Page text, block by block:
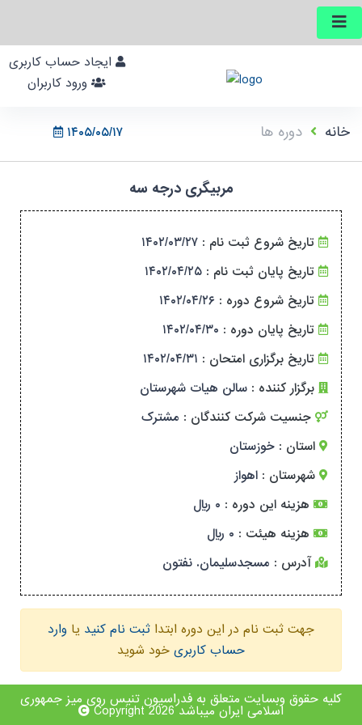
۱۴۰۵/۰۵/۱۷ خانه دوره ها
مربیگری درجه سه
تاریخ شروع ثبت نام : ۱۴۰۲/۰۳/۲۷
تاریخ پایان ثبت نام : ۱۴۰۲/۰۴/۲۵
تاریخ شروع دوره : ۱۴۰۲/۰۴/۲۶
تاریخ پایان دوره : ۱۴۰۲/۰۴/۳۰
تاریخ برگزاری امتحان : ۱۴۰۲/۰۴/۳۱
برگزار کننده : سالن هیات شهرستان
جنسیت شرکت کنندگان : مشترک
استان : خوزستان
شهرستان : اهواز
هزینه این دوره : ۰ ریال
هزینه هیئت : ۰ ریال
آدرس : مسجدسلیمان. نفتون
جهت ثبت نام در این دوره ابتدا ثبت نام کنید یا وارد
حساب کاربری خود شوید
کلیه حقوق وبسایت متعلق به فدراسیون تنیس روی میز جمهوری
اسلامی ایران میباشد Copyright 2026